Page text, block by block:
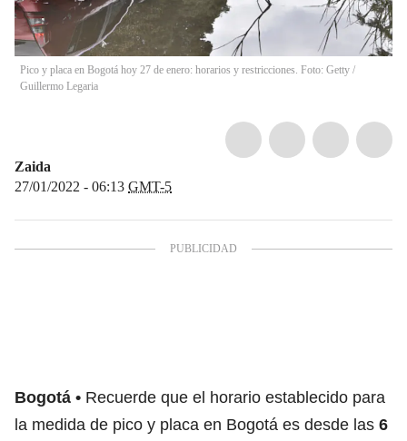
Pico y placa en Bogotá hoy 27 de enero: horarios y restricciones. Foto: Getty /
Guillermo Legaria
Zaida
27/01/2022 - 06:13 GMT-5
Bogotá
Recuerde que el horario establecido para
la medida de pico y placa en Bogotá es desde las 6